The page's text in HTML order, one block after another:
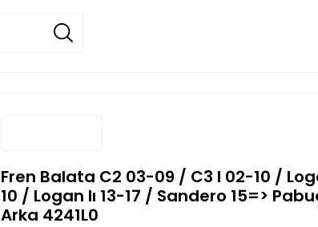
Fren Balata C2 03-09 / C3 I 02-10 /
10 / Logan Iı 13-17 / Sandero 15=>
Arka 4241L0